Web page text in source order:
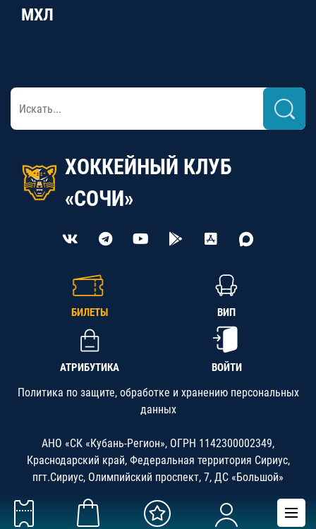
МХЛ
ХОККЕЙНЫЙ КЛУБ
«СОЧИ»
БИЛЕТЫ ВИП
АТРИБУТИКА ВОЙТИ
Политика по защите, обработке и хранению персональных
данных
АНО «СК «Кубань-Регион», ОГРН 1142300002349,
Краснодарский край, Федеральная территория Сириус,
пгт.Сириус, Олимпийский проспект, 7, ДС «Большой»